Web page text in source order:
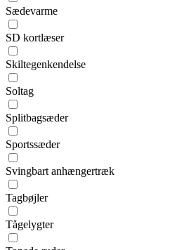
Sædevarme
SD kortlæser
Skiltegenkendelse
Soltag
Splitbagsæder
Sportssæder
Svingbart anhængertræk
Tagbøjler
Tågelygter